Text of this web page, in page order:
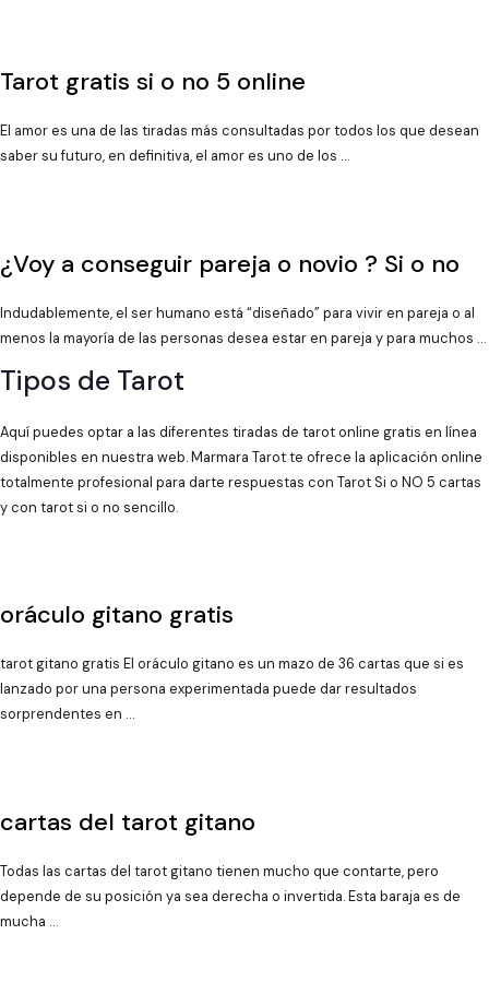
Tarot gratis si o no 5 online
El amor es una de las tiradas más consultadas por todos los que desean
saber su futuro, en definitiva, el amor es uno de los …
¿Voy a conseguir pareja o novio ? Si o no
Indudablemente, el ser humano está “diseñado” para vivir en pareja o al
menos la mayoría de las personas desea estar en pareja y para muchos …
Tipos de Tarot
Aquí puedes optar a las diferentes tiradas de tarot online gratis en línea
disponibles en nuestra web. Marmara Tarot te ofrece la aplicación online
totalmente profesional para darte respuestas con Tarot Si o NO 5 cartas
y con tarot si o no sencillo.
oráculo gitano gratis
tarot gitano gratis El oráculo gitano es un mazo de 36 cartas que si es
lanzado por una persona experimentada puede dar resultados
sorprendentes en …
cartas del tarot gitano
Todas las cartas del tarot gitano tienen mucho que contarte, pero
depende de su posición ya sea derecha o invertida. Esta baraja es de
mucha …